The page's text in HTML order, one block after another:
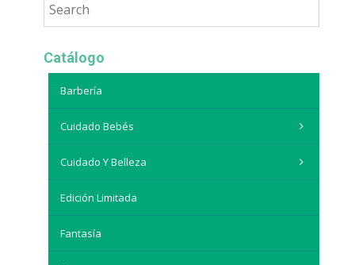
Catálogo
Barbería
Cuidado Bebés
Cuidado Y Belleza
Edición Limitada
Fantasía